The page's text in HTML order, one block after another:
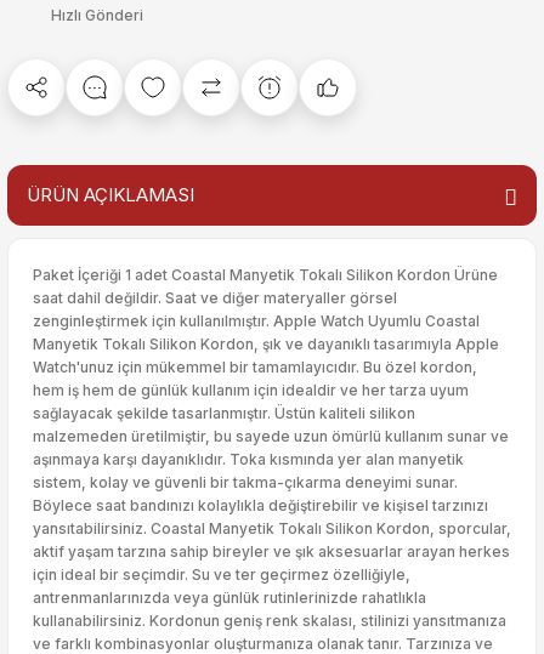
Hızlı Gönderi
ÜRÜN AÇIKLAMASI
Paket İçeriği 1 adet Coastal Manyetik Tokalı Silikon Kordon Ürüne
saat dahil değildir. Saat ve diğer materyaller görsel
zenginleştirmek için kullanılmıştır. Apple Watch Uyumlu Coastal
Manyetik Tokalı Silikon Kordon, şık ve dayanıklı tasarımıyla Apple
Watch'unuz için mükemmel bir tamamlayıcıdır. Bu özel kordon,
hem iş hem de günlük kullanım için idealdir ve her tarza uyum
sağlayacak şekilde tasarlanmıştır. Üstün kaliteli silikon
malzemeden üretilmiştir, bu sayede uzun ömürlü kullanım sunar ve
aşınmaya karşı dayanıklıdır. Toka kısmında yer alan manyetik
sistem, kolay ve güvenli bir takma-çıkarma deneyimi sunar.
Böylece saat bandınızı kolaylıkla değiştirebilir ve kişisel tarzınızı
yansıtabilirsiniz. Coastal Manyetik Tokalı Silikon Kordon, sporcular,
aktif yaşam tarzına sahip bireyler ve şık aksesuarlar arayan herkes
için ideal bir seçimdir. Su ve ter geçirmez özelliğiyle,
antrenmanlarınızda veya günlük rutinlerinizde rahatlıkla
kullanabilirsiniz. Kordonun geniş renk skalası, stilinizi yansıtmanıza
ve farklı kombinasyonlar oluşturmanıza olanak tanır. Tarzınıza ve